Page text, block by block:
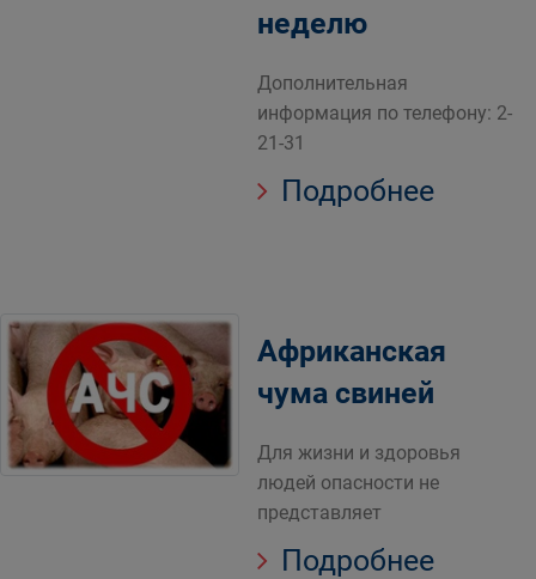
неделю
Дополнительная
информация по телефону: 2-
21-31
Подробнее
Африканская
чума свиней
Для жизни и здоровья
людей опасности не
представляет
Подробнее